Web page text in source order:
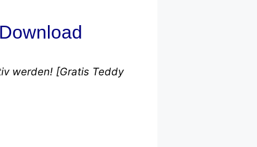
werden! [Gratis Teddy